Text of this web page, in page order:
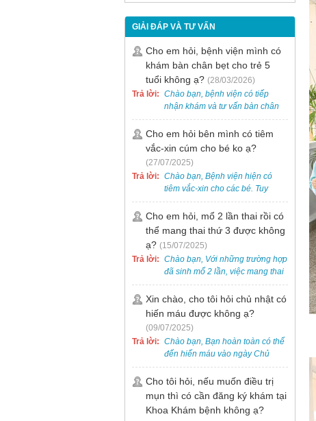
GIẢI ĐÁP VÀ TƯ VẤN
Cho em hỏi, bệnh viện mình có
khám bàn chân bẹt cho trẻ 5
tuổi không ạ? (28/03/2026)
Trả lời: Chào bạn, bệnh viện có tiếp
nhận khám và tư vấn bàn chân
bẹt cho trẻ em, bao gồm cả trẻ 5
tuổi. Bạn có thể đưa bé đến
Khoa Khám bệnh của bệnh viện
để được bác sĩ chuyên khoa
thăm khám. Ngoài ra, để thuận
tiện hơn, bạn có thể đặt lịch
khám trước qua số điện thoại:
0988 270 115. Nếu cần hỗ trợ
thêm, vui lòng liên hệ qua Zalo
hoặc Fanpage Bệnh viện Việt
Nam - Thụy Điển Uông Bí.
Cho em hỏi bên mình có tiêm
vắc-xin cúm cho bé ko ạ?
(27/07/2025)
Trả lời: Chào bạn, Bệnh viện hiện có
tiêm vắc-xin cho các bé. Tuy
nhiên, các loại vắc-xin thường về
theo từng đợt, không phải lúc
nào cũng có sẵn.
Cho em hỏi, mổ 2 lần thai rồi có
thể mang thai thứ 3 được không
ạ? (15/07/2025)
Trả lời: Chào bạn, Với những trường hợp
đã sinh mổ 2 lần, việc mang thai
lần 3 vẫn có thể thực hiện được.
Tại Bệnh viện, chúng tôi đã tiếp
nhận và hỗ trợ nhiều thai phụ có
nhu cầu tương tự.
Xin chào, cho tôi hỏi chủ nhật có
hiến máu được không ạ?
(09/07/2025)
Trả lời: Chào bạn, Bạn hoàn toàn có thể
đến hiến máu vào ngày Chủ
Nhật.
Cho tôi hỏi, nếu muốn điều trị
mụn thì có cần đăng ký khám tại
Khoa Khám bệnh không ạ?